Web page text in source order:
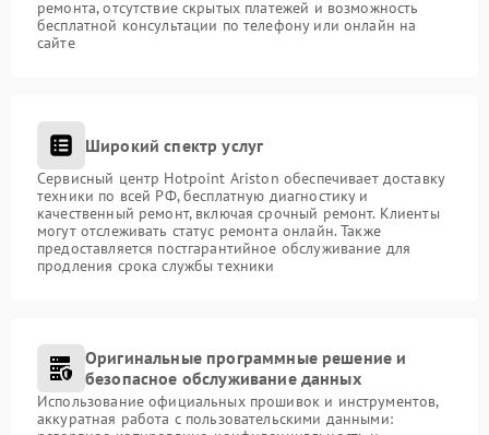
ремонта, отсутствие скрытых платежей и возможность
бесплатной консультации по телефону или онлайн на
сайте
Широкий спектр услуг
Сервисный центр Hotpoint Ariston обеспечивает доставку
техники по всей РФ, бесплатную диагностику и
качественный ремонт, включая срочный ремонт. Клиенты
могут отслеживать статус ремонта онлайн. Также
предоставляется постгарантийное обслуживание для
продления срока службы техники
Оригинальные программные решение и
безопасное обслуживание данных
Использование официальных прошивок и инструментов,
аккуратная работа с пользовательскими данными: